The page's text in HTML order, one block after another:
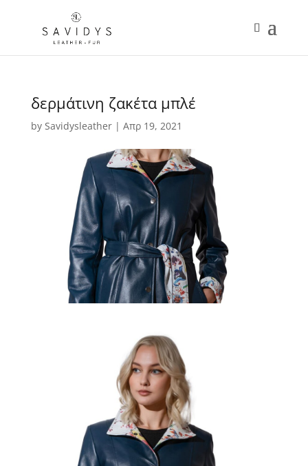
δερμάτινη ζακέτα μπλέ
by Savidysleather| Απρ 19, 2021